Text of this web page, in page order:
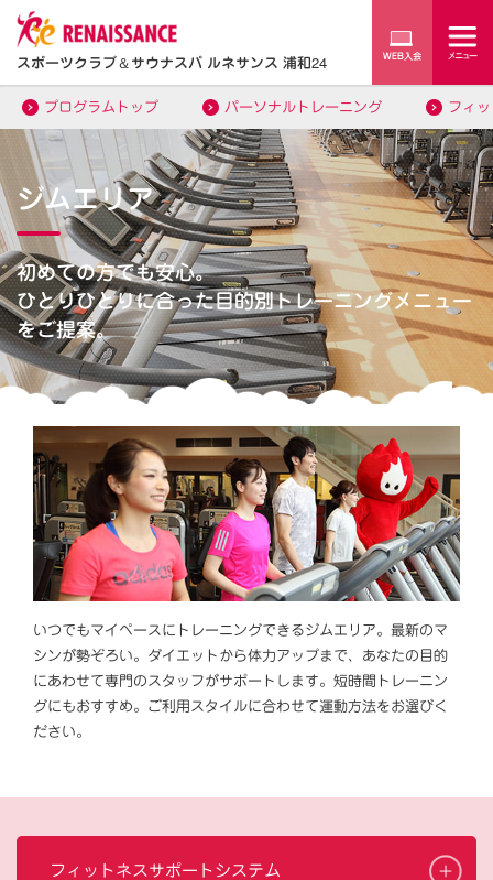
スポーツクラブ＆サウナスパ ルネサンス 浦和24
プログラムトップ パーソナルトレーニング フィ
ジムエリア
初めての方でも安心。
ひとりひとりに合った目的別トレーニングメニュー
をご提案。
いつでもマイペースにトレーニングできるジムエリア。最新のマ
シンが勢ぞろい。ダイエットから体力アップまで、あなたの目的
にあわせて専門のスタッフがサポートします。短時間トレーニン
グにもおすすめ。ご利用スタイルに合わせて運動方法をお選びく
ださい。
フィットネスサポートシステム